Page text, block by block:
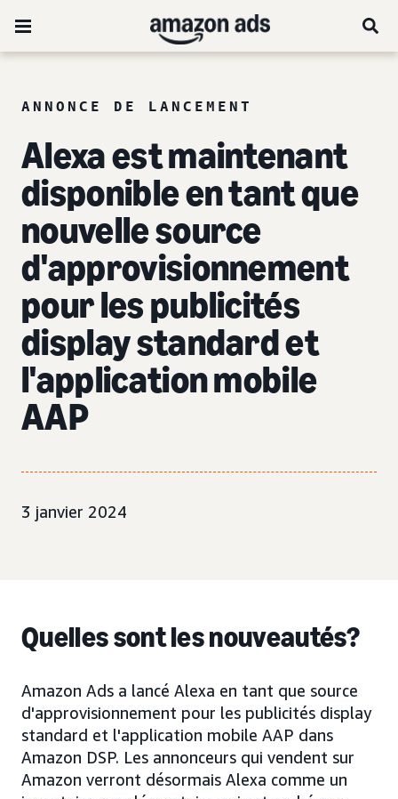
ANNONCE DE LANCEMENT
Alexa est maintenant
disponible en tant que
nouvelle source
d'approvisionnement
pour les publicités
display standard et
l'application mobile
AAP
3 janvier 2024
Quelles sont les nouveautés?
Amazon Ads a lancé Alexa en tant que source
d'approvisionnement pour les publicités display
standard et l'application mobile AAP dans
Amazon DSP. Les annonceurs qui vendent sur
Amazon verront désormais Alexa comme un